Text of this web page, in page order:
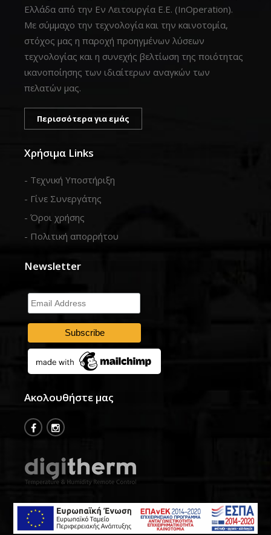
Ελλάδα από την Εν Λειτουργία Ε.Ε. (InOperation).
Με σύμμαχο την τεχνολογία και την καινοτομία,
στόχος μας η παροχή προηγμένων λύσεων
τεχνολογίας και η συνεχής βελτίωση της ποιότητας
ικανοποίησης των ιδιαίτερων αναγκών των
πελατών μας.
Περισσότερα για εμάς
Χρήσιμα Links
- Τεχνική Υποστήριξη
- Γίνε Συνεργάτης
- Όροι χρήσης
- Πολιτική απορρήτου
Newsletter
Email
Address
Ακολουθήστε μας
fb insta